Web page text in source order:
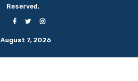
Reserved.
August 7, 2026